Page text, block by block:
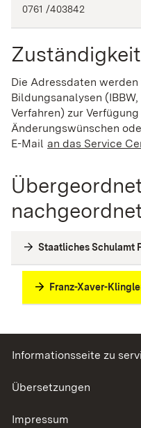
0761 /403842
Zuständigkeit
Die Adressdaten
Bildungsanalysen
Verfahren) zur
Änderungswünschen
E-Mail an das Service
Staatliches Schulamt
Franz-Xaver-
Informationsseite zu
Übersetzungen
Impressum